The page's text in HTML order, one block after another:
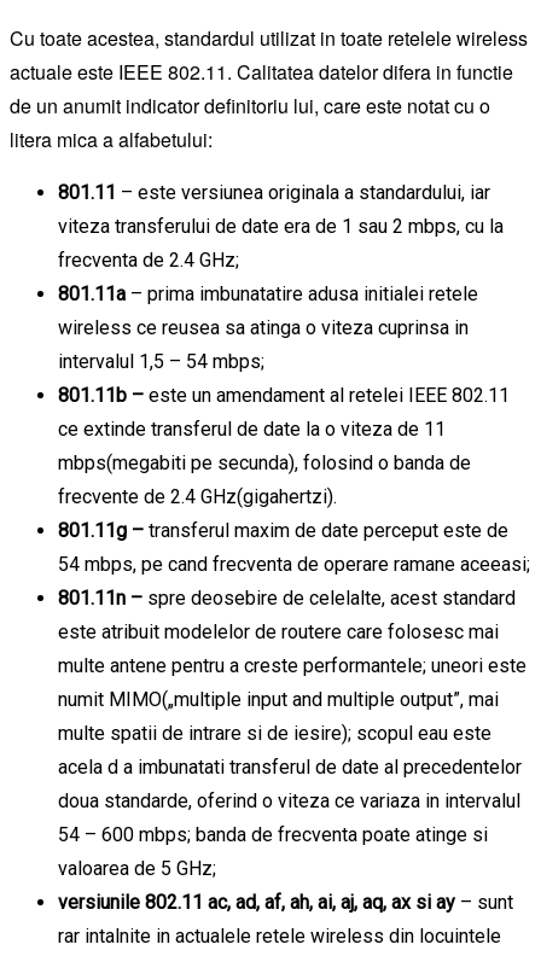
Cu toate acestea, standardul utilizat in toate retelele wireless
actuale este IEEE 802.11. Calitatea datelor difera in functie
de un anumit indicator definitoriu lui, care este notat cu o
litera mica a alfabetului:
801.11 – este versiunea originala a standardului, iar
viteza transferului de date era de 1 sau 2 mbps, cu la
frecventa de 2.4 GHz;
801.11a – prima imbunatatire adusa initialei retele
wireless ce reusea sa atinga o viteza cuprinsa in
intervalul 1,5 – 54 mbps;
801.11b – este un amendament al retelei IEEE 802.11
ce extinde transferul de date la o viteza de 11
mbps(megabiti pe secunda), folosind o banda de
frecvente de 2.4 GHz(gigahertzi).
801.11g – transferul maxim de date perceput este de
54 mbps, pe cand frecventa de operare ramane aceeasi;
801.11n – spre deosebire de celelalte, acest standard
este atribuit modelelor de routere care folosesc mai
multe antene pentru a creste performantele; uneori este
numit MIMO(„multiple input and multiple output”, mai
multe spatii de intrare si de iesire); scopul eau este
acela d a imbunatati transferul de date al precedentelor
doua standarde, oferind o viteza ce variaza in intervalul
54 – 600 mbps; banda de frecventa poate atinge si
valoarea de 5 GHz;
versiunile 802.11 ac, ad, af, ah, ai, aj, aq, ax si ay – sunt
rar intalnite in actualele retele wireless din locuintele